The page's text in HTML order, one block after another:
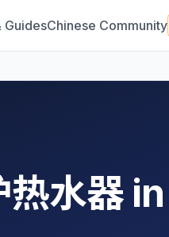
GuidesChinese Community
水器